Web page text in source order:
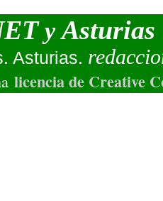
yAsturias
Asturias.
licencia de Creative